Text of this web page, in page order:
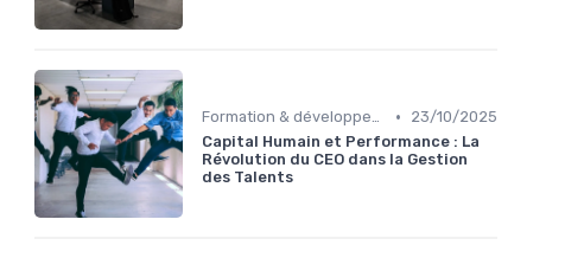
Formation & développement du leadership •
23/10/2025
Capital Humain et Performance : La
Révolution du CEO dans la Gestion
des Talents